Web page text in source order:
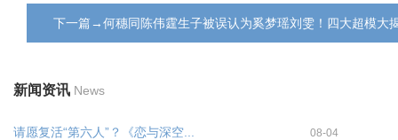
下一篇→何穗同陈伟霆生子被误认为奚梦瑶刘雯！四大超模大
新闻资讯 News
请愿复活“第六人”？《恋与深空... 08-04